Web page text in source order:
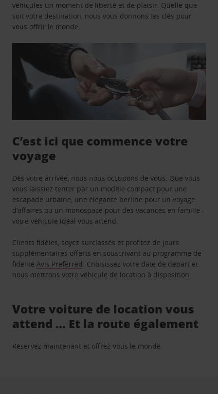
véhicules un moment de liberté et de plaisir. Quelle que
soit votre destination, nous vous donnons les clés pour
vous offrir le monde.
C’est ici que commence votre
voyage
Dès votre arrivée, nous nous occupons de vous. Que vous
vous laissiez tenter par un modèle compact pour une
escapade urbaine, une élégante berline pour un voyage
d’affaires ou un monospace pour des vacances en famille -
votre véhicule idéal vous attend.
Clients fidèles, soyez surclassés et profitez de jours
supplémentaires offerts en souscrivant au programme de
fidélitéAvis Preferred. Choisissez votre date de départ et
nous mettrons votre véhicule de location à disposition.
Votre voiture de location vous
attend … Et la route également
Réservez maintenant et offrez-vous le monde.